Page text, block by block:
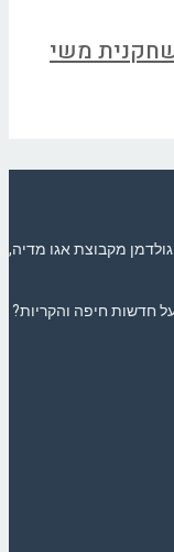
משי
מקבוצת אגו מדיה,
חדשות חיפה והקריות?